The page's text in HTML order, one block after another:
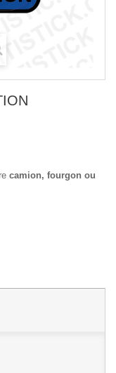
camion, fourgon ou